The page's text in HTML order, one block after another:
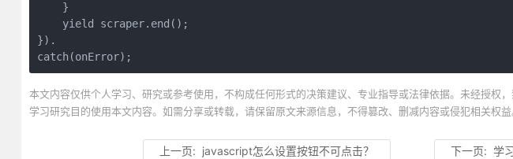
    }
    yield scraper.end();
}).
catch(onError);
本文内容仅供个人学习、研究或参考使用，不构成任何形式的决策建议、专业指导或法律依据。未经授权
学习研究目的使用本文内容。如需分享或转载，请保留原文来源信息，不得篡改、删减内容或侵犯相关权益
上一页: javascript怎么设置按钮不可点击？ 下一页: 学